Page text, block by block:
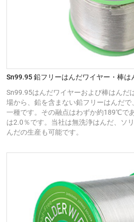
Sn99.95 鉛フリーはんだワイヤー・棒は
Sn99.95はんだワイヤーおよび棒はんだ
場から、鉛を含まない鉛フリーはんだ
一種です。その融点はわずか約189℃で
は2.0％です。当社は無洗浄はんだ、ソ
んだの生産も可能です。